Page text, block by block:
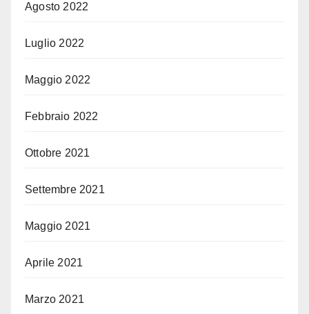
Agosto 2022
Luglio 2022
Maggio 2022
Febbraio 2022
Ottobre 2021
Settembre 2021
Maggio 2021
Aprile 2021
Marzo 2021